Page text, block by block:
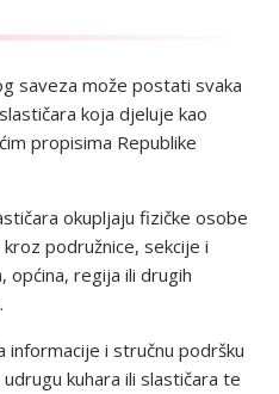
saveza može postati svaka
koja djeluje kao
propisima Republike
okupljaju fizičke osobe
podružnice, sekcije i
općina, regija ili drugih
informacije i stručnu podršku
kuhara ili slastičara te